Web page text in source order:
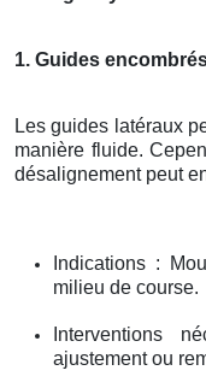
1. Guides
Les guides latéraux
manière fluide.
désalignement peut
Indications :
milieu de course.
Interventions
ajustement ou